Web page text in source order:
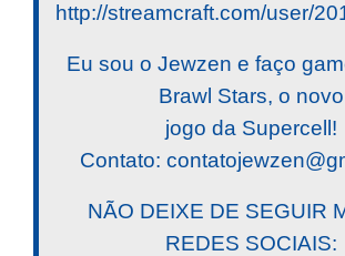
http://streamcraft.com/user/
Eu sou o Jewzen e faço
Brawl Stars, o novo
jogo da Supercell!
Contato:
NÃO DEIXE DE SEGUIR
REDES SOCIAIS: